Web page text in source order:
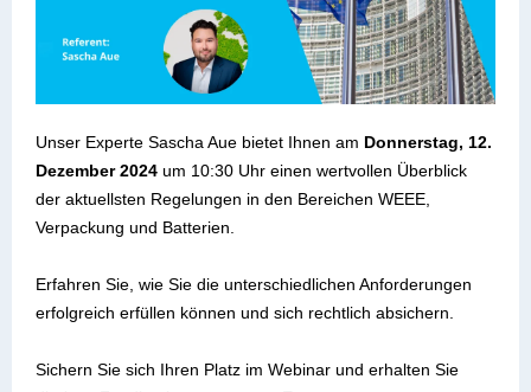
Unser Experte Sascha Aue bietet Ihnen am Donnerstag, 12.
Dezember 2024 um 10:30 Uhr einen wertvollen Überblick
der aktuellsten Regelungen in den Bereichen WEEE,
Verpackung und Batterien.
Erfahren Sie, wie Sie die unterschiedlichen Anforderungen
erfolgreich erfüllen können und sich rechtlich absichern.
Sichern Sie sich Ihren Platz im Webinar und erhalten Sie